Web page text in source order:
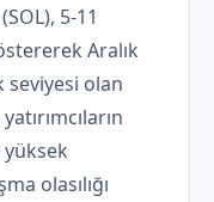
5-11
Aralık
seviyesi olan
olasılığı